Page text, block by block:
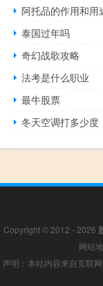
阿托品的作用和用
泰国过年吗
奇幻战歌攻略
法考是什么职业
最牛股票
冬天空调打多少度
Copyright © 2012 - 2026
网站
声明：本站内容来自互联